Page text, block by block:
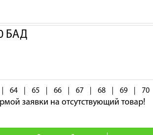
БАД
64 65 66 67 68 69 70
заявки на отсутствующий товар!